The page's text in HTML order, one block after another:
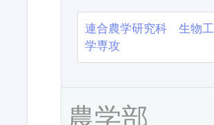
連合農学研究科 生物工
学専攻
農学部